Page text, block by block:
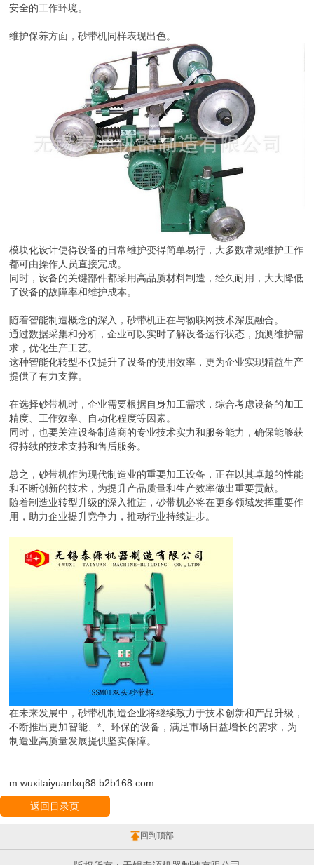
安全的工作环境。
维护保养方面，砂带机同样表现出色。
模块化设计使得设备的日常维护变得简单易行，大多数常规维护工作
都可由操作人员直接完成。
同时，设备的关键部件都采用高品质材料制造，经久耐用，大大降低
了设备的故障率和维护成本。
随着智能制造概念的深入，砂带机正在与物联网技术深度融合。
通过数据采集和分析，企业可以实时了解设备运行状态，预测维护需
求，优化生产工艺。
这种智能化转型不仅提升了设备的使用效率，更为企业实现精益生产
提供了有力支撑。
在选择砂带机时，企业需要根据自身加工需求，综合考虑设备的加工
精度、工作效率、自动化程度等因素。
同时，也要关注设备制造商的专业技术实力和服务能力，确保能够获
得持续的技术支持和售后服务。
总之，砂带机作为现代制造业的重要加工设备，正在以其卓越的性能
和不断创新的技术，为提升产品质量和生产效率做出重要贡献。
随着制造业转型升级的深入推进，砂带机必将在更多领域发挥重要作
用，助力企业提升竞争力，推动行业持续进步。
在未来发展中，砂带机制造企业将继续致力于技术创新和产品升级，
不断推出更加智能、*、环保的设备，满足市场日益增长的需求，为
制造业高质量发展提供坚实保障。
m.wuxitaiyuanlxq88.b2b168.com
返回目录页
回到顶部